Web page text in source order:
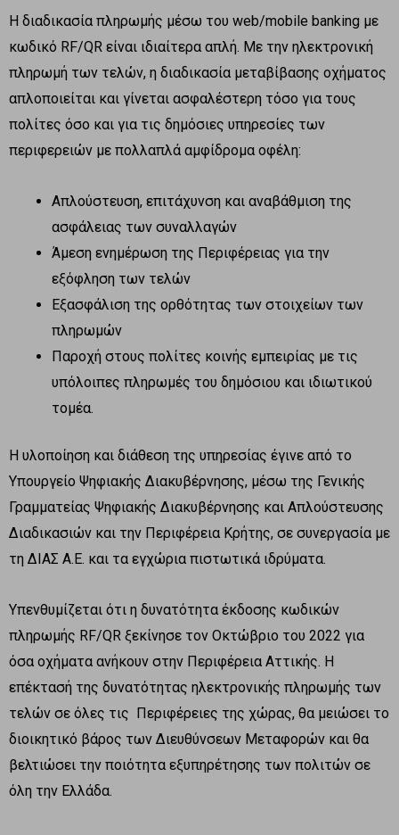
Η διαδικασία πληρωμής μέσω του web/mobile banking με
κωδικό RF/QR είναι ιδιαίτερα απλή. Με την ηλεκτρονική
πληρωμή των τελών, η διαδικασία μεταβίβασης οχήματος
απλοποιείται και γίνεται ασφαλέστερη τόσο για τους
πολίτες όσο και για τις δημόσιες υπηρεσίες των
περιφερειών με πολλαπλά αμφίδρομα οφέλη:
Απλούστευση, επιτάχυνση και αναβάθμιση της
ασφάλειας των συναλλαγών
Άμεση ενημέρωση της Περιφέρειας για την
εξόφληση των τελών
Εξασφάλιση της ορθότητας των στοιχείων των
πληρωμών
Παροχή στους πολίτες κοινής εμπειρίας με τις
υπόλοιπες πληρωμές του δημόσιου και ιδιωτικού
τομέα.
Η υλοποίηση και διάθεση της υπηρεσίας έγινε από το
Υπουργείο Ψηφιακής Διακυβέρνησης, μέσω της Γενικής
Γραμματείας Ψηφιακής Διακυβέρνησης και Απλούστευσης
Διαδικασιών και την Περιφέρεια Κρήτης, σε συνεργασία με
τη ΔΙΑΣ Α.Ε. και τα εγχώρια πιστωτικά ιδρύματα.
Υπενθυμίζεται ότι η δυνατότητα έκδοσης κωδικών
πληρωμής RF/QR ξεκίνησε τον Οκτώβριο του 2022 για
όσα οχήματα ανήκουν στην Περιφέρεια Αττικής. Η
επέκτασή της δυνατότητας ηλεκτρονικής πληρωμής των
τελών σε όλες τις Περιφέρειες της χώρας, θα μειώσει το
διοικητικό βάρος των Διευθύνσεων Μεταφορών και θα
βελτιώσει την ποιότητα εξυπηρέτησης των πολιτών σε
όλη την Ελλάδα.